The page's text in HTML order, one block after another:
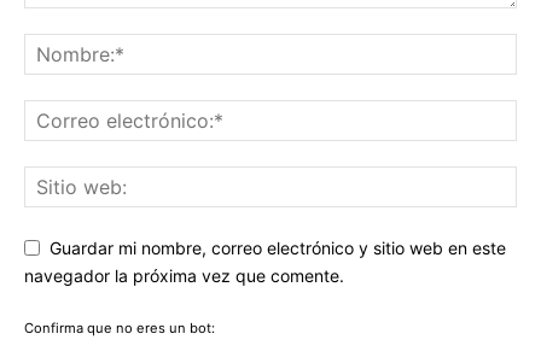
Guardar mi nombre, correo electrónico y sitio web en este
navegador la próxima vez que comente.
Confirma que no eres un bot: